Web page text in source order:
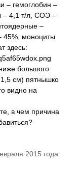
– гемоглобин –
– 4,1 т/л, СОЭ –
–
45%, моноциты
здесь:
большого
см) пятнышко
видно на
в чем причина
2015 года